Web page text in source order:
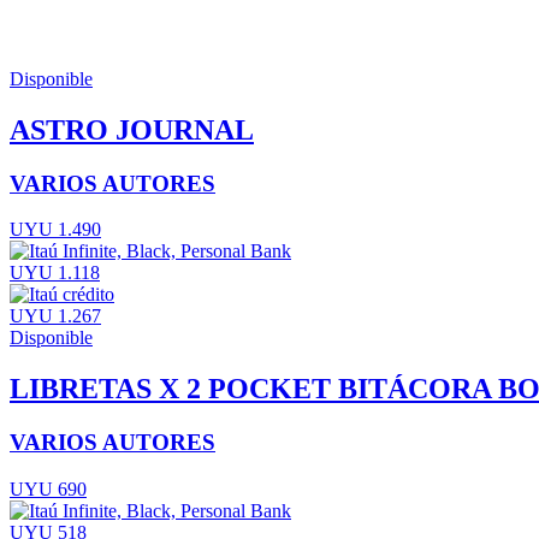
Disponible
ASTRO JOURNAL
VARIOS AUTORES
UYU 1.490
UYU 1.118
UYU 1.267
Disponible
LIBRETAS X 2 POCKET BITÁCORA
VARIOS AUTORES
UYU 690
UYU 518